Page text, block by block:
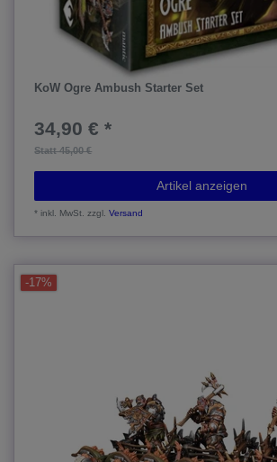
KoW Ogre Ambush Starter Set
Statt 45,00 €
34,90 € *
Artikel anzeigen
*inkl. MwSt. zzgl.Versand
-17%